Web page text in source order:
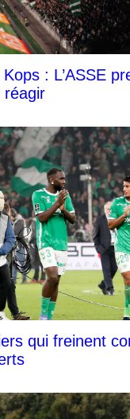
: L’ASSE
réagir
qui freinent